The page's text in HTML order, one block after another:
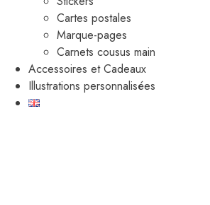
Cartes postales
Marque-pages
Carnets cousus main
Accessoires et Cadeaux
Illustrations personnalisées